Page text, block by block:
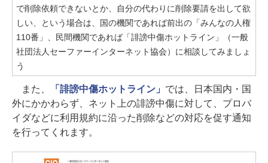
で削除依頼できないとか、自分の代わりに削除要請を出して欲
しい、という場合は、国の機関であれば前出の「みんなの人権
110番」、民間機関であれば「誹謗中傷ホットライン」（一般
社団法人セーファーインターネット協会）に相談してみましょ
う
また、 「誹謗中傷ホットライン」 では、日本国内・国
外にかかわらず、ネット上の誹謗中傷に対して、プロバ
イダなどに利用規約に沿った削除などの対応を促す通知
を行ってくれます。